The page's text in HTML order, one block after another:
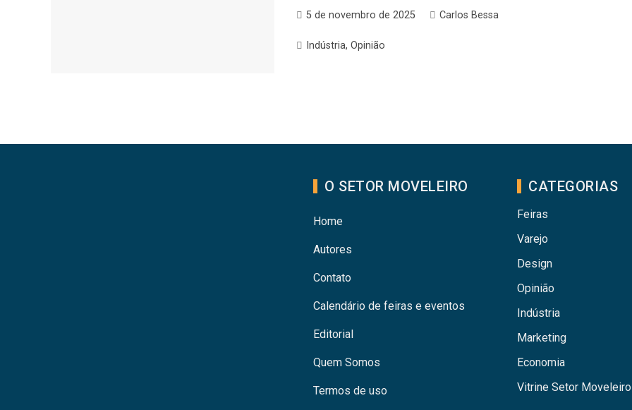
5 de novembro de 2025 Carlos Bessa
Indústria,Opinião
O SETOR MOVELEIRO
Home
Autores
Contato
Calendário de feiras e eventos
Editorial
Quem Somos
Termos de uso
CATEGORIAS
Feiras
Varejo
Design
Opinião
Indústria
Marketing
Economia
Vitrine Setor Moveleiro